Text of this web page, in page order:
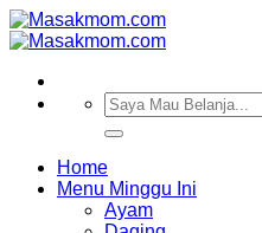
Skip
to
Pencarian
untuk:
Home
Menu Minggu Ini
Ayam